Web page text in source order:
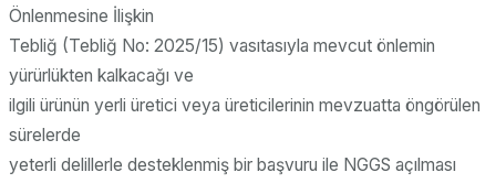
Önlenmesine İlişkin
Tebliğ (Tebliğ No: 2025/15) vasıtasıyla mevcut önlemin
yürürlükten kalkacağı ve
ilgili ürünün yerli üretici veya üreticilerinin mevzuatta öngörülen
sürelerde
yeterli delillerle desteklenmiş bir başvuru ile NGGS açılması